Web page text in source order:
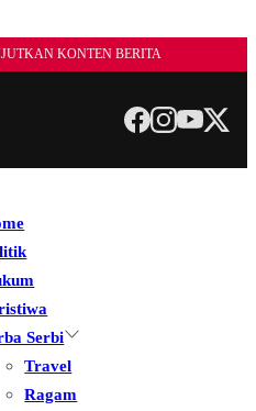
KONTEN BERITA
Serbi
Travel
Ragam